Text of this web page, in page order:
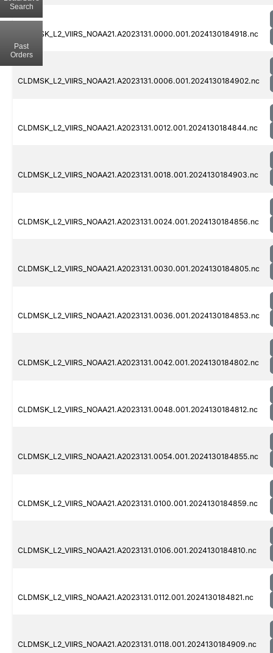
CLDMSK_L2_VIIRS_NOAA21.A2023131.0000.001.2024130184918.nc
CLDMSK_L2_VIIRS_NOAA21.A2023131.0006.001.2024130184902.nc
CLDMSK_L2_VIIRS_NOAA21.A2023131.0012.001.2024130184844.nc
CLDMSK_L2_VIIRS_NOAA21.A2023131.0018.001.2024130184903.nc
CLDMSK_L2_VIIRS_NOAA21.A2023131.0024.001.2024130184856.nc
CLDMSK_L2_VIIRS_NOAA21.A2023131.0030.001.2024130184805.nc
CLDMSK_L2_VIIRS_NOAA21.A2023131.0036.001.2024130184853.nc
CLDMSK_L2_VIIRS_NOAA21.A2023131.0042.001.2024130184802.nc
CLDMSK_L2_VIIRS_NOAA21.A2023131.0048.001.2024130184812.nc
CLDMSK_L2_VIIRS_NOAA21.A2023131.0054.001.2024130184855.nc
CLDMSK_L2_VIIRS_NOAA21.A2023131.0100.001.2024130184859.nc
CLDMSK_L2_VIIRS_NOAA21.A2023131.0106.001.2024130184810.nc
CLDMSK_L2_VIIRS_NOAA21.A2023131.0112.001.2024130184821.nc
CLDMSK_L2_VIIRS_NOAA21.A2023131.0118.001.2024130184909.nc
Search
Past
Orders